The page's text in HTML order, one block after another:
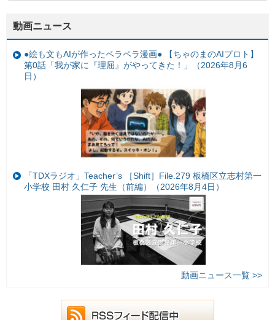
動画ニュース
●絵も文もAIが作ったペラペラ漫画● 【ちゃのまのAIプロト】
第0話「我が家に『理屈』がやってきた！」（2026年8月6
日）
「TDXラジオ」Teacher’s ［Shift］File.279 板橋区立志村第一
小学校 田村 久仁子 先生（前編）（2026年8月4日）
動画ニュース一覧 >>